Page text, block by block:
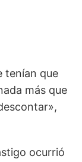
tenían que
más que
ocurrió